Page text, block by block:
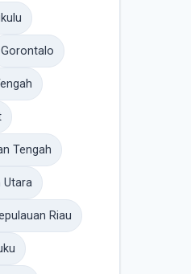
Gorontalo
Tengah
Utara
Riau